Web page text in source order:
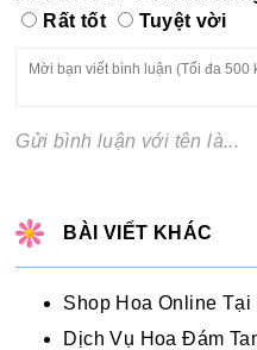
Rất tốt
Tuyệt vời
Gửi bình luận với tên là...
BÀI VIẾT KHÁC
Shop Hoa Online Tại
Dịch Vụ Hoa Đám